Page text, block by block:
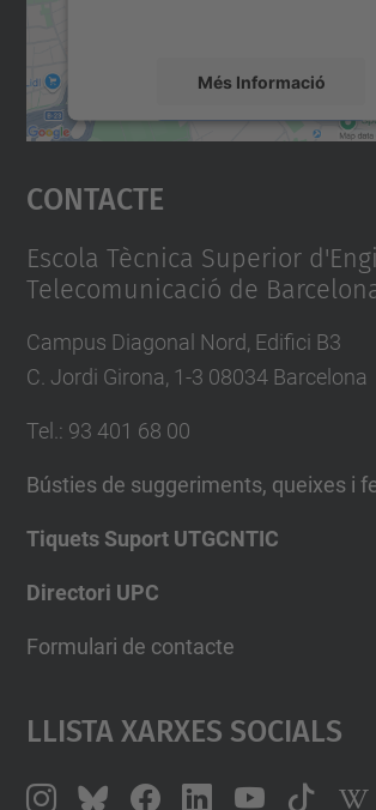
Més Informació
Accepta
powered by
Contacte
Escola Tècnica Superior
Telecomunicació de
Campus Diagonal Nord, Edifici B3
C. Jordi Girona, 1-3 08034 Barcelona
Tel. : 93 401 68 00
Bústies de suggeriments, queixes i
Tiquets Suport UTGCNTIC
Directori UPC
Formulari de contacte
Llista Xarxes Socials